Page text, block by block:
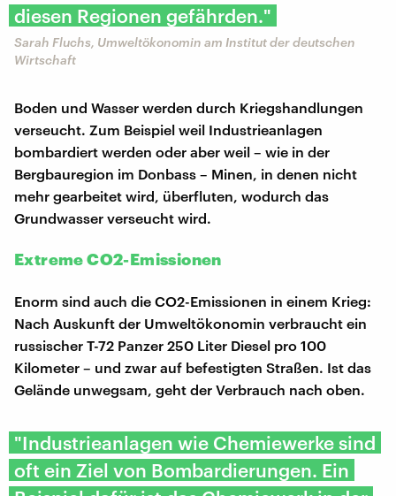
diesen Regionen gefährden."
Sarah Fluchs, Umweltökonomin am Institut der deutschen
Wirtschaft
Boden und Wasser werden durch Kriegshandlungen
verseucht. Zum Beispiel weil Industrieanlagen
bombardiert werden oder aber weil – wie in der
Bergbauregion im Donbass – Minen, in denen nicht
mehr gearbeitet wird, überfluten, wodurch das
Grundwasser verseucht wird.
Extreme CO2-Emissionen
Enorm sind auch die CO2-Emissionen in einem Krieg:
Nach Auskunft der Umweltökonomin verbraucht ein
russischer T-72 Panzer 250 Liter Diesel pro 100
Kilometer – und zwar auf befestigten Straßen. Ist das
Gelände unwegsam, geht der Verbrauch nach oben.
"Industrieanlagen wie Chemiewerke sind
oft ein Ziel von Bombardierungen. Ein